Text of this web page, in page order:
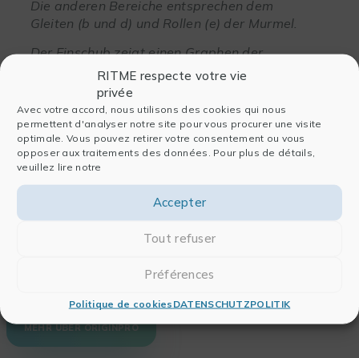
RITME respecte votre vie
privée
Avec votre accord, nous utilisons des cookies qui nous
permettent d'analyser notre site pour vous procurer une visite
optimale. Vous pouvez retirer votre consentement ou vous
opposer aux traitements des données. Pour plus de détails,
veuillez lire notre
Accepter
Tout refuser
Préférences
Politique de cookies DATENSCHUTZPOLITIK
Die anderen Bereiche entsprechen dem
Gleiten (b und d) und Rollen (e) der Murmel.
Der Einschub zeigt einen Graphen der
Entfernung als Funktion der Zeit und
quadratische Anpassungen, wobei die
Schnittpunkte durch große lila Punkte
dargestellt sind.
Weiter gehen…
Laden Sie noch heute eine Testversion von OriginPro
herunter, um diese Anwendung zu testen. Wenn Sie
Lizenz mit Ihren Studenten zu verwenden, besuchen
MEHR ÜBER ORIGINPRO